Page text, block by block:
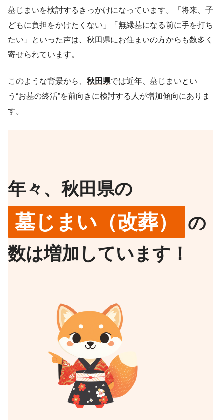
墓じまいを検討するきっかけになっています。「将来、子
どもに負担をかけたくない」「無縁墓になる前に手を打ち
たい」といった声は、秋田県にお住まいの方からも数多く
寄せられています。
このような背景から、 秋田県では近年、墓じまいとい
う“お墓の終活”を前向きに検討する人が増加傾向にありま
す。
年々、秋田県の
墓じまい（改葬）
の
数は増加しています！